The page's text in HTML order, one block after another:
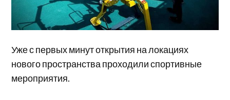
Уже с первых минут открытия на локациях
нового пространства проходили спортивные
мероприятия.